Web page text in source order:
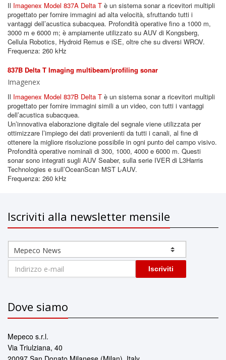
Il Imagenex Model 837A Delta T è un sistema sonar a ricevitori multipli
progettato per fornire immagini ad alta velocità, sfruttando tutti i
vantaggi dell’acustica subacquea. Profondità operative fino a 1000 m,
3000 m e 6000 m; è ampiamente utilizzato su AUV di Kongsberg,
Cellula Robotics, Hydroid Remus e iSE, oltre che su diversi WROV.
Frequenza: 260 kHz
837B Delta T Imaging multibeam/profiling sonar
Imagenex
Il Imagenex Model 837B Delta T è un sistema sonar a ricevitori multipli
progettato per fornire immagini simili a un video, con tutti i vantaggi
dell’acustica subacquea.
Un’innovativa elaborazione digitale del segnale viene utilizzata per
ottimizzare l’impiego dei dati provenienti da tutti i canali, al fine di
ottenere la migliore risoluzione possibile in ogni punto del campo visivo.
Profondità operative nominali di 300, 1000, 4000 e 6000 m. Questi
sonar sono integrati sugli AUV Seaber, sulla serie IVER di L3Harris
Technologies e sull’OceanScan MST L-AUV.
Frequenza: 260 kHz
Iscriviti alla newsletter mensile
Iscriviti
Dove siamo
Mepeco s.r.l.
Via Triulziana, 40